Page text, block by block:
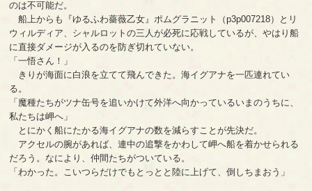
のは不可能だ。
船上からも『ゆるふわ薔薇乙女』ポムグラニット（p3p007218）とリ
ウィルディア、シャルロットの三人が必死に応戦しているが、やはり船
に直接ダメージが入るのを防ぎ切れていない。
「一悟さん！」
きりが海面に白浪を立てて飛んできた。海イグアナを一匹連れてい
る。
「魔種たちがツナ缶号を追いかけて外洋へ向かっているいまのうちに、
私たちは岬へ」
とにかく船にたかる海イグアナの数を減らすことが先決だ。
アクセルの腕があれば、連中の追撃をかわして岬へ船を着かせられる
だろう。なにより、仲間たちがついている。
「わかった。こいつらだけでもとっとと陸に上げて、倒しちまおう」